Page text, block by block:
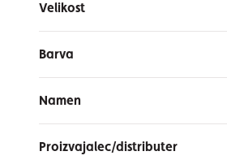
Velikost
Barva
Namen
Proizvajalec/distributer